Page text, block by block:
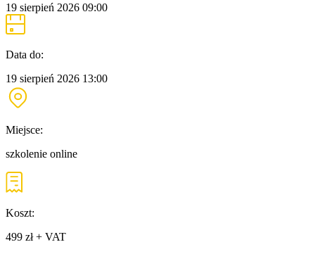
19 sierpień 2026 09:00
Data do:
19 sierpień 2026 13:00
Miejsce:
szkolenie online
Koszt:
499 zł + VAT